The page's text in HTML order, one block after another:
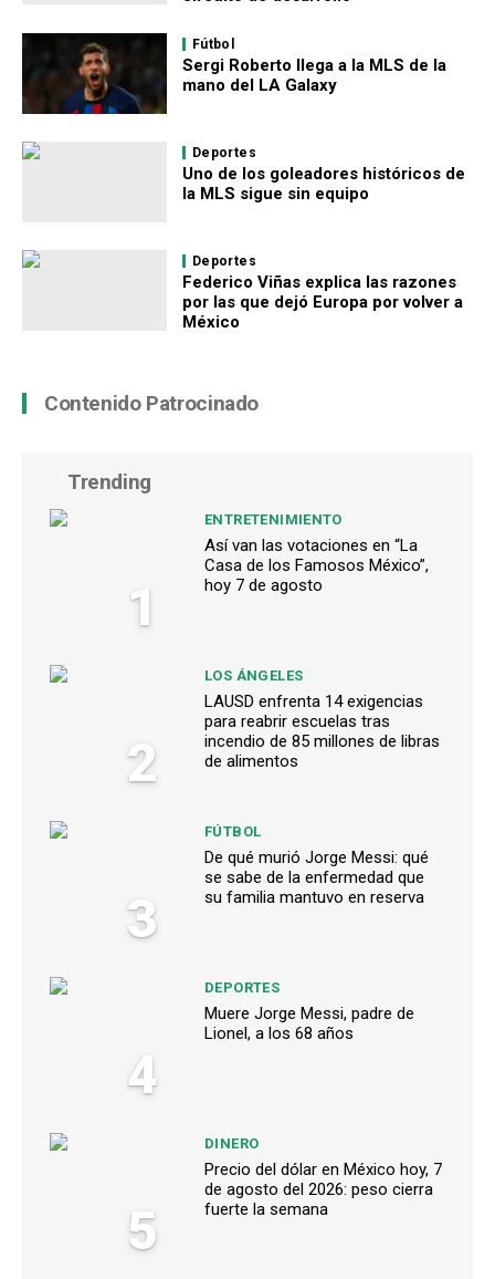
Fútbol
Sergi Roberto llega a la MLS de la
mano del LA Galaxy
Deportes
Uno de los goleadores históricos de
la MLS sigue sin equipo
Deportes
Federico Viñas explica las razones
por las que dejó Europa por volver a
México
Contenido Patrocinado
Trending
1
ENTRETENIMIENTO
Así van las votaciones en “La
Casa de los Famosos México”,
hoy 7 de agosto
2
LOS ÁNGELES
LAUSD enfrenta 14 exigencias
para reabrir escuelas tras
incendio de 85 millones de libras
de alimentos
3
FÚTBOL
De qué murió Jorge Messi: qué
se sabe de la enfermedad que
su familia mantuvo en reserva
4
DEPORTES
Muere Jorge Messi, padre de
Lionel, a los 68 años
5
DINERO
Precio del dólar en México hoy, 7
de agosto del 2026: peso cierra
fuerte la semana